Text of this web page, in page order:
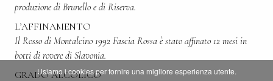
produzione di Brunello e di Riserva.
L’AFFINAMENTO
Il Rosso di Montalcino 1992 Fascia Rossa è stato affinato 12 mesi in
botti di rovere di Slavonia.
GRADO ALCOLICO
Usiamo i cookies per fornire una migliore esperienza utente.